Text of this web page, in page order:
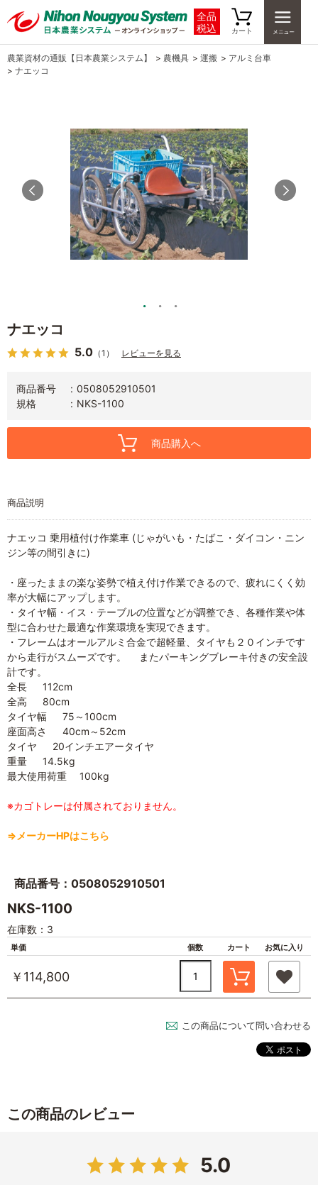
全品
税込
カート
農業資材の通販【日本農業システム】 > 農機具 > 運搬 > アルミ台車
> ナエッコ
ナエッコ
5.0 （1） レビューを見る
商品番号
0508052910501
規格
NKS-1100
商品購入へ
商品説明
ナエッコ 乗用植付け作業車 (じゃがいも・たばこ・ダイコン・ニン
ジン等の間引きに)
・座ったままの楽な姿勢で植え付け作業できるので、疲れにくく効
率が大幅にアップします。
・タイヤ幅・イス・テーブルの位置などが調整でき、各種作業や体
型に合わせた最適な作業環境を実現できます。
・フレームはオールアルミ合金で超軽量、タイヤも２０インチです
から走行がスムーズです。 またパーキングブレーキ付きの安全設
計です。
全長 112cm
全高 80cm
タイヤ幅 75～100cm
座面高さ 40cm～52cm
タイヤ 20インチエアータイヤ
重量 14.5kg
最大使用荷重 100kg
※カゴトレーは付属されておりません。
⇒メーカーHPはこちら
商品番号：0508052910501
NKS-1100
在庫数：3
単価 個数 カート お気に入り
￥114,800
この商品について問い合わせる
この商品のレビュー
5.0